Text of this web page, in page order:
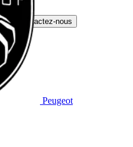
Contactez-nous
Peugeot